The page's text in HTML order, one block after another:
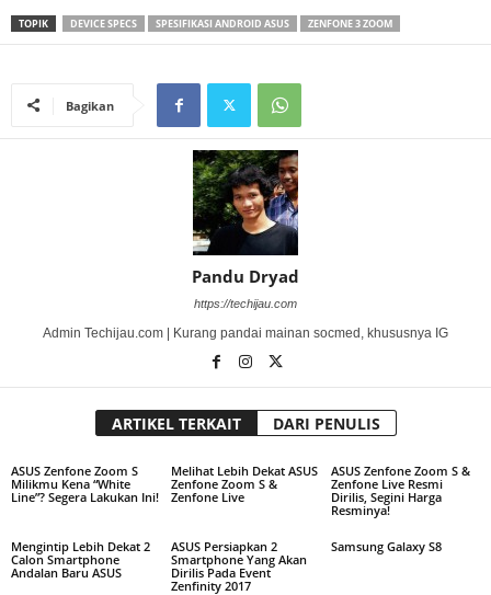
TOPIK DEVICE SPECS SPESIFIKASI ANDROID ASUS ZENFONE 3 ZOOM
Bagikan
Pandu Dryad
https://techijau.com
Admin Techijau.com | Kurang pandai mainan socmed, khususnya IG
ARTIKEL TERKAIT DARI PENULIS
ASUS Zenfone Zoom S
Milikmu Kena “White
Line”? Segera Lakukan Ini!
Melihat Lebih Dekat ASUS
Zenfone Zoom S &
Zenfone Live
ASUS Zenfone Zoom S &
Zenfone Live Resmi
Dirilis, Segini Harga
Resminya!
Mengintip Lebih Dekat 2
Calon Smartphone
Andalan Baru ASUS
ASUS Persiapkan 2
Smartphone Yang Akan
Dirilis Pada Event
Zenfinity 2017
Samsung Galaxy S8